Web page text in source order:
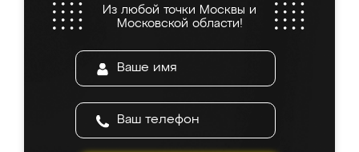
Из любой точки Москвы и
Московской области!